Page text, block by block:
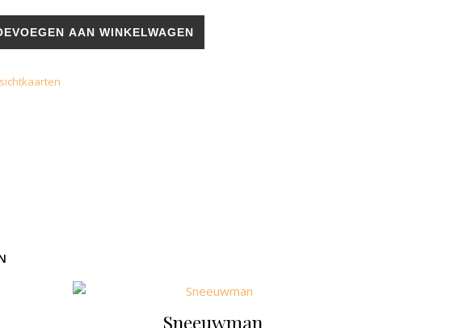
AAN WINKELWAGEN
Sneeuwman